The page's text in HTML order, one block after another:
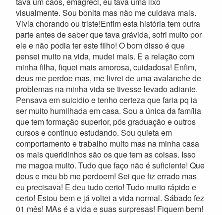
visualmente. Sou bonita mas não me cuidava mais.
Vivia chorando ou triste!Enfim esta história tem outra
parte antes de saber que tava grávida, sofri muito por
ele e não podia ter este filho! O bom disso é que
pensei muito na vida, mudei mais. E a relação com
minha filha, fiquei mais amorosa, cuidadosa! Enfim,
deus me perdoe mas, me livrei de uma avalanche de
problemas na minha vida se tivesse levado adiante.
Pensava em suicidio e tenho certeza que faria pq ia
ser muito humilhada em casa. Sou a única da família
que tem formação superior, pós graduação e outros
cursos e continuo estudando. Sou quieta em
comportamento e trabalho muito mas na minha casa
os mais queridinhos são os que tem as coisas. Isso
me magoa muito. Tudo que faço não é suficiente! Que
deus e meu bb me perdoem! Sei que fiz errado mas
eu precisava! E deu tudo certo! Tudo muito rápido e
certo! Estou bem e já voltei a vida normal. Sábado fez
01 mês! MAs é a vida e suas surpresas! Fiquem bem!